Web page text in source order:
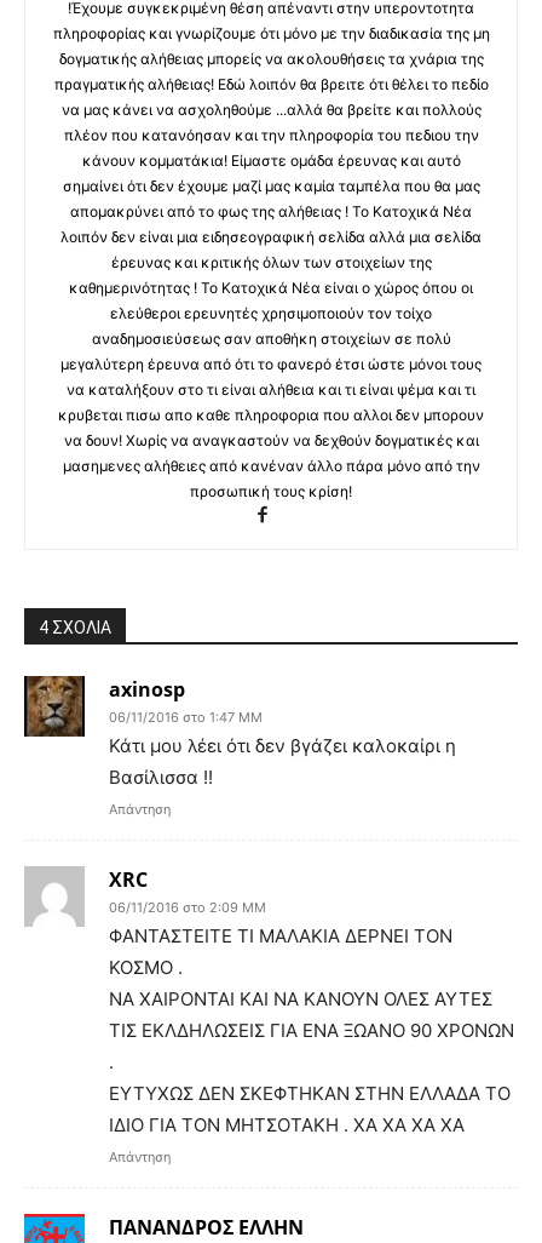
!Έχουμε συγκεκριμένη θέση απέναντι στην υπεροντοτητα
πληροφορίας και γνωρίζουμε ότι μόνο με την διαδικασία της μη
δογματικής αλήθειας μπορείς να ακολουθήσεις τα χνάρια της
πραγματικής αλήθειας! Εδώ λοιπόν θα βρειτε ότι θέλει το πεδίο
να μας κάνει να ασχοληθούμε ...αλλά θα βρείτε και πολλούς
πλέον που κατανόησαν και την πληροφορία του πεδιου την
κάνουν κομματάκια! Είμαστε ομάδα έρευνας και αυτό
σημαίνει ότι δεν έχουμε μαζί μας καμία ταμπέλα που θα μας
απομακρύνει από το φως της αλήθειας ! Το Κατοχικά Νέα
λοιπόν δεν είναι μια ειδησεογραφική σελίδα αλλά μια σελίδα
έρευνας και κριτικής όλων των στοιχείων της
καθημερινότητας ! Το Κατοχικά Νέα είναι ο χώρος όπου οι
ελεύθεροι ερευνητές χρησιμοποιούν τον τοίχο
αναδημοσιεύσεως σαν αποθήκη στοιχείων σε πολύ
μεγαλύτερη έρευνα από ότι το φανερό έτσι ώστε μόνοι τους
να καταλήξουν στο τι είναι αλήθεια και τι είναι ψέμα και τι
κρυβεται πισω απο καθε πληροφορια που αλλοι δεν μπορουν
να δουν! Χωρίς να αναγκαστούν να δεχθούν δογματικές και
μασημενες αλήθειες από κανέναν άλλο πάρα μόνο από την
προσωπική τους κρίση!
4 ΣΧΟΛΙΑ
axinosp
06/11/2016 στο 1:47 ΜΜ
Κάτι μου λέει ότι δεν βγάζει καλοκαίρι η
Βασίλισσα !!
Απάντηση
XRC
06/11/2016 στο 2:09 ΜΜ
ΦΑΝΤΑΣΤΕΙΤΕ ΤΙ ΜΑΛΑΚΙΑ ΔΕΡΝΕΙ ΤΟΝ
ΚΟΣΜΟ .
ΝΑ ΧΑΙΡΟΝΤΑΙ ΚΑΙ ΝΑ ΚΑΝΟΥΝ ΟΛΕΣ ΑΥΤΕΣ
ΤΙΣ ΕΚΛΔΗΛΩΣΕΙΣ ΓΙΑ ΕΝΑ ΞΩΑΝΟ 90 ΧΡΟΝΩΝ
.
ΕΥΤΥΧΩΣ ΔΕΝ ΣΚΕΦΤΗΚΑΝ ΣΤΗΝ ΕΛΛΑΔΑ ΤΟ
ΙΔΙΟ ΓΙΑ ΤΟΝ ΜΗΤΣΟΤΑΚΗ . ΧΑ ΧΑ ΧΑ ΧΑ
Απάντηση
ΠΑΝΑΝΔΡΟΣ ΕΛΛΗΝ